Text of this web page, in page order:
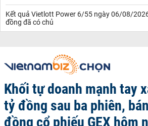
Kết quả Vietlott Power 6/55 ngày 06/08/
đồng đã có chủ
Khối tự doanh mạnh tay
tỷ đồng sau ba phiên,
đồng cổ phiếu GEX hôm